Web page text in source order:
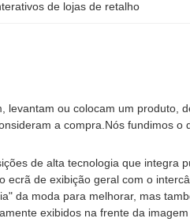
de lojas de retalho
levantam ou colocam um produto,
a compra.Nós fundimos o
de alta tecnologia que integra
ecrã de exibição geral com o
da moda para melhorar, mas
exibidos na frente da